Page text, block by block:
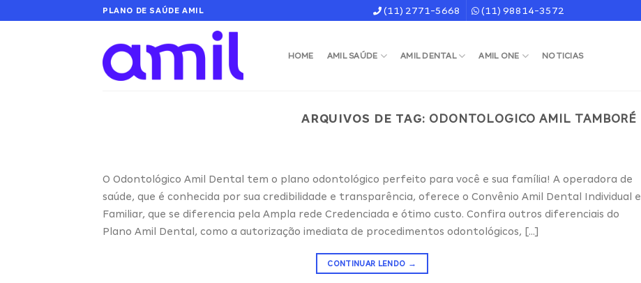
PLANO DE SAÚDE AMIL (11) 2771-5668 (11) 98814-3572
HOME AMIL SAÚDE AMIL DENTAL AMIL ONE NOTICIAS
ARQUIVOS DE TAG: ODONTOLOGICO AMIL TAMBORÉ
O Odontológico Amil Dental tem o plano odontológico perfeito para você e sua família! A operadora de
saúde, que é conhecida por sua credibilidade e transparência, oferece o Convênio Amil Dental Individual e
Familiar, que se diferencia pela Ampla rede Credenciada e ótimo custo. Confira outros diferenciais do
Plano Amil Dental, como a autorização imediata de procedimentos odontológicos, […]
CONTINUAR LENDO →